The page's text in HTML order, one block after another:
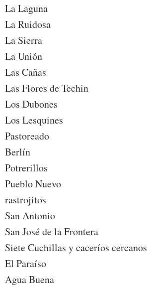
La Laguna
La Ruidosa
La Sierra
La Unión
Las Cañas
Las Flores de Techin
Los Dubones
Los Lesquines
Pastoreado
Berlín
Potrerillos
Pueblo Nuevo
rastrojitos
San Antonio
San José de la Frontera
Siete Cuchillas y caceríos cercanos
El Paraíso
Agua Buena